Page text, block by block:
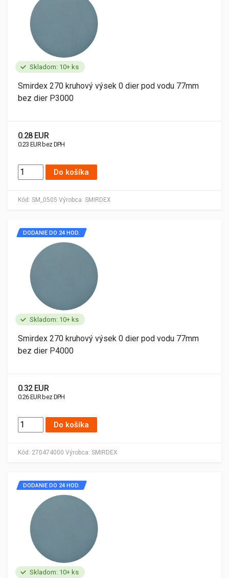
Skladom: 10+ ks
Kód: SM_0505 Výrobca: SMIRDEX
Smirdex 270 kruhový výsek 0 dier pod vodu 77mm
bez dier P3000
0.28 EUR
0.23 EUR bez DPH
Do košíka
Skladom: 10+ ks
Kód: 270474000 Výrobca: SMIRDEX
DODANIE DO 24 HOD.
Smirdex 270 kruhový výsek 0 dier pod vodu 77mm
bez dier P4000
0.32 EUR
0.26 EUR bez DPH
Do košíka
Skladom: 10+ ks
DODANIE DO 24 HOD.